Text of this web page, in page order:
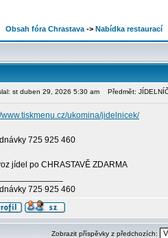
Obsah fóra Chrastava -> Nabídka restaurací
st duben 29, 2026 5:30 am Předmět:
www.tiskmenu.cz/ukomina/jidelnicek/
725 925 460
jídel po CHRASTAVĚ ZDARMA
725 925 460
Zobrazit příspěvky z předchozích: